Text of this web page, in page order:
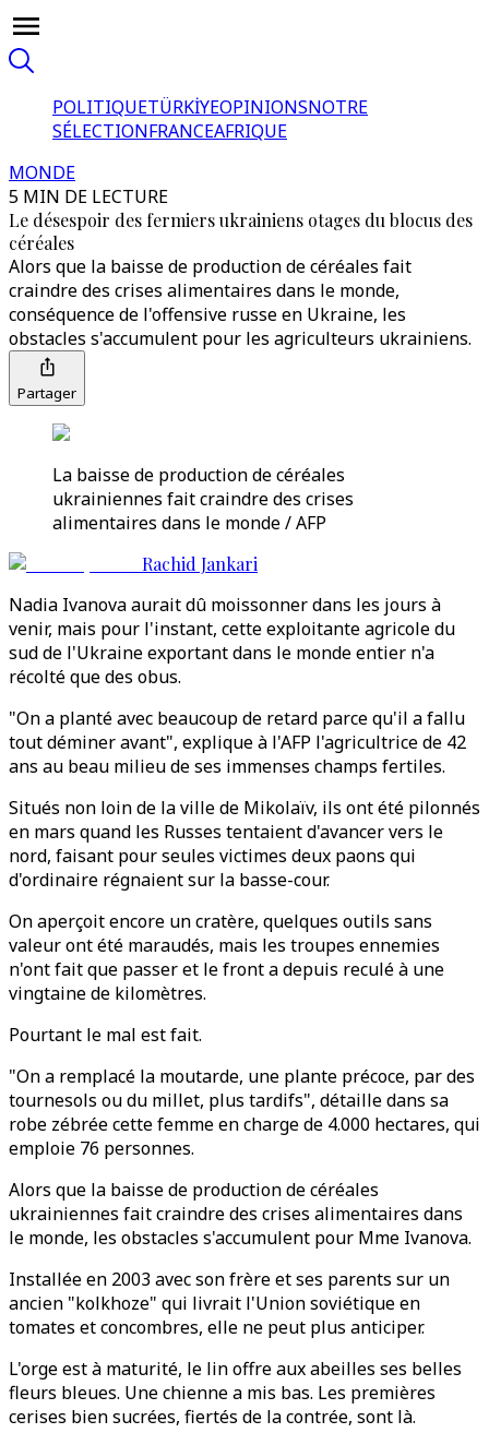
POLITIQUETÜRKİYEOPINIONSNOTRE
SÉLECTIONFRANCEAFRIQUE
MONDE
5 MIN DE LECTURE
Le désespoir des fermiers ukrainiens otages du blocus des
céréales
Alors que la baisse de production de céréales fait
craindre des crises alimentaires dans le monde,
conséquence de l'offensive russe en Ukraine, les
obstacles s'accumulent pour les agriculteurs ukrainiens.
Partager
La baisse de production de céréales
ukrainiennes fait craindre des crises
alimentaires dans le monde / AFP
Rachid Jankari
Nadia Ivanova aurait dû moissonner dans les jours à
venir, mais pour l'instant, cette exploitante agricole du
sud de l'Ukraine exportant dans le monde entier n'a
récolté que des obus.
"On a planté avec beaucoup de retard parce qu'il a fallu
tout déminer avant", explique à l'AFP l'agricultrice de 42
ans au beau milieu de ses immenses champs fertiles.
Situés non loin de la ville de Mikolaïv, ils ont été pilonnés
en mars quand les Russes tentaient d'avancer vers le
nord, faisant pour seules victimes deux paons qui
d'ordinaire régnaient sur la basse-cour.
On aperçoit encore un cratère, quelques outils sans
valeur ont été maraudés, mais les troupes ennemies
n'ont fait que passer et le front a depuis reculé à une
vingtaine de kilomètres.
Pourtant le mal est fait.
"On a remplacé la moutarde, une plante précoce, par des
tournesols ou du millet, plus tardifs", détaille dans sa
robe zébrée cette femme en charge de 4.000 hectares, qui
emploie 76 personnes.
Alors que la baisse de production de céréales
ukrainiennes fait craindre des crises alimentaires dans
le monde, les obstacles s'accumulent pour Mme Ivanova.
Installée en 2003 avec son frère et ses parents sur un
ancien "kolkhoze" qui livrait l'Union soviétique en
tomates et concombres, elle ne peut plus anticiper.
L'orge est à maturité, le lin offre aux abeilles ses belles
fleurs bleues. Une chienne a mis bas. Les premières
cerises bien sucrées, fiertés de la contrée, sont là.